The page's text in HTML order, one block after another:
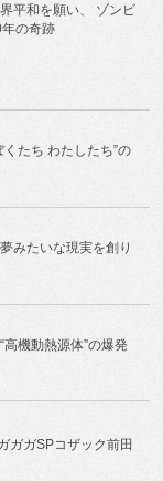
平和を願い、 ゾンビ
の奇跡
たち わたしたち”の
みたいな現実を創り
機動熱源体”の爆発
ガガSPコザック前田